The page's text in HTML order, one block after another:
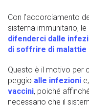
Con l’accorciamento
sistema immunitario, le
difenderci dalle
di soffrire di
Questo è il motivo per
peggio alle infezioni
vaccini, poiché
necessario che il